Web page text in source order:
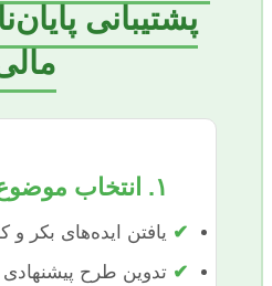
پشتیبانی
۱. انتخاب موضوع و پروپوزال
✔ یافتن ایده‌های بکر و
✔ تدوین طرح